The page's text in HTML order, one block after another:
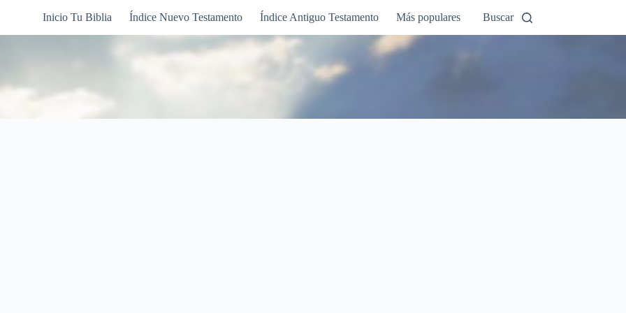
Inicio Tu Biblia Índice Nuevo Testamento Índice Antiguo Testamento Más populares Buscar